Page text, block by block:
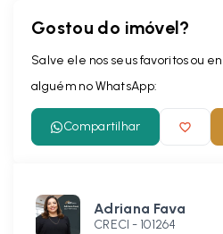
Gostou do imóvel?
Salve ele nos seus favoritos ou
alguém no WhatsApp:
Compartilhar
Adriana Fava
CRECI - 101264